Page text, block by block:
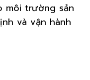
môi trường sản
và vận hành